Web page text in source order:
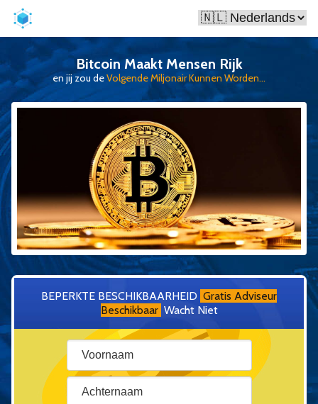
Bitcoin Maakt Mensen Rijk
en jij zou deVolgende Miljonair Kunnen Worden...
BEPERKTE BESCHIKBAARHEID Gratis Adviseur
Beschikbaar Wacht Niet